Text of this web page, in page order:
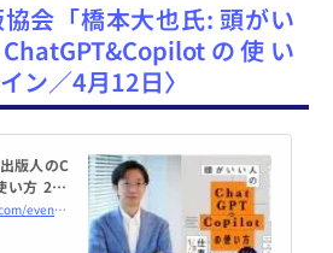
会「橋本大也氏: 頭がい
の使い
ン／4月12日〉
版人のC
方 202
ン・Zoo
https://www.kokuchpro.com/event/20240412/